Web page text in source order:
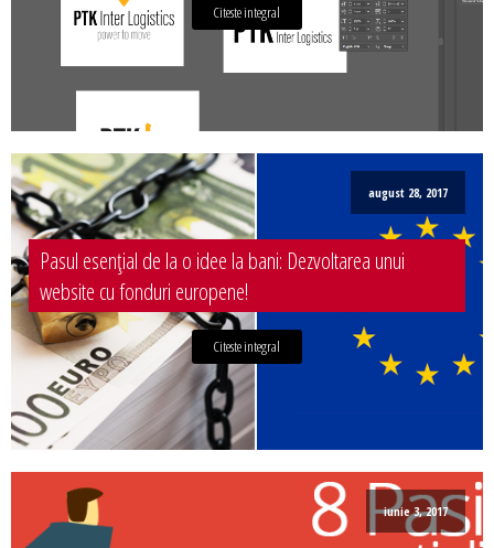
Citeste integral
august 28, 2017
Pasul esențial de la o idee la bani: Dezvoltarea unui
website cu fonduri europene!
Citeste integral
iunie 3, 2017